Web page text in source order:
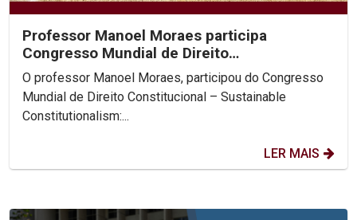
Professor Manoel Moraes participa
Congresso Mundial de Direito
Constitucional, na Colômbia.
O professor Manoel Moraes, participou do Congresso
Mundial de Direito Constitucional – Sustainable
Constitutionalism:...
LER MAIS